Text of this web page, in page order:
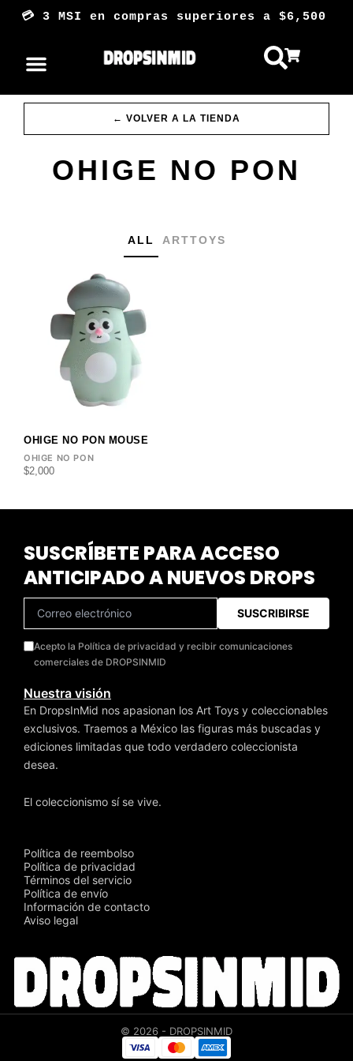
💳 3 MSI en compras superiores a
← VOLVER A LA TIENDA
OHIGE NO PON
ALL ARTTOYS
OHIGE NO PON MOUSE
OHIGE NO PON
$2,000
SUSCRÍBETE PARA ACCESO
ANTICIPADO A NUEVOS DROPS
SUSCRIBIRSE
Acepto la Política de privacidad y recibir comunicaciones
comerciales de DROPSINMID
Nuestra visión
En DropsInMid nos apasionan los Art Toys y coleccionables
exclusivos. Traemos a México las figuras más buscadas y
ediciones limitadas que todo verdadero coleccionista
desea.
El coleccionismo sí se vive.
Política de reembolso
Política de privacidad
Términos del servicio
Política de envío
Información de contacto
Aviso legal
© 2026 - DROPSINMID